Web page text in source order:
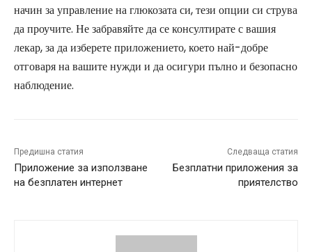
начин за управление на глюкозата си, тези опции си струва
да проучите. Не забравяйте да се консултирате с вашия
лекар, за да изберете приложението, което най-добре
отговаря на вашите нужди и да осигури пълно и безопасно
наблюдение.
Предишна статия
Приложение за използване
на безплатен интернет
Следваща статия
Безплатни приложения за
приятелство